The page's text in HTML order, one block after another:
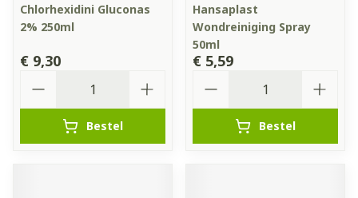
Chlorhexidini Gluconas
2% 250ml
€ 9,30
Bestel
Hansaplast
Wondreiniging Spray
50ml
€ 5,59
Bestel